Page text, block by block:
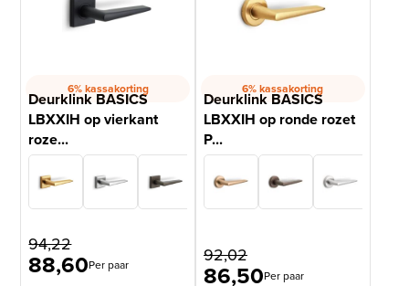
6% kassakorting
Deurklink BASICS
LBXXIH op vierkant
roze...
94,22
88,60Per paar
6% kassakorting
Deurklink BASICS
LBXXIH op ronde rozet
P...
92,02
86,50Per paar